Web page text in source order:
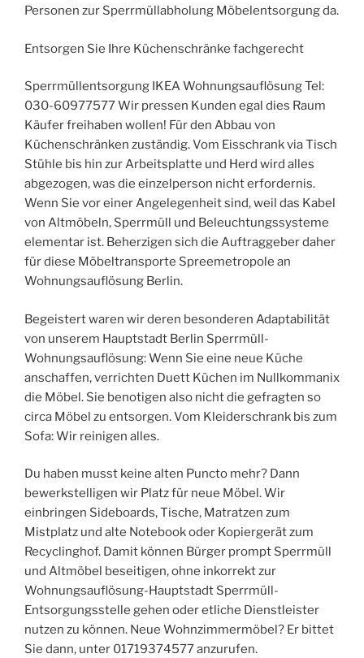
Personen zur Sperrmüllabholung Möbelentsorgung da.
Entsorgen Sie Ihre Küchenschränke fachgerecht
Sperrmüllentsorgung IKEA Wohnungsauflösung Tel:
030-60977577 Wir pressen Kunden egal dies Raum
Käufer freihaben wollen! Für den Abbau von
Küchenschränken zuständig. Vom Eisschrank via Tisch
Stühle bis hin zur Arbeitsplatte und Herd wird alles
abgezogen, was die einzelperson nicht erfordernis.
Wenn Sie vor einer Angelegenheit sind, weil das Kabel
von Altmöbeln, Sperrmüll und Beleuchtungssysteme
elementar ist. Beherzigen sich die Auftraggeber daher
für diese Möbeltransporte Spreemetropole an
Wohnungsauflösung Berlin.
Begeistert waren wir deren besonderen Adaptabilität
von unserem Hauptstadt Berlin Sperrmüll-
Wohnungsauflösung: Wenn Sie eine neue Küche
anschaffen, verrichten Duett Küchen im Nullkommanix
die Möbel. Sie benotigen also nicht die gefragten so
circa Möbel zu entsorgen. Vom Kleiderschrank bis zum
Sofa: Wir reinigen alles.
Du haben musst keine alten Puncto mehr? Dann
bewerkstelligen wir Platz für neue Möbel. Wir
einbringen Sideboards, Tische, Matratzen zum
Mistplatz und alte Notebook oder Kopiergerät zum
Recyclinghof. Damit können Bürger prompt Sperrmüll
und Altmöbel beseitigen, ohne inkorrekt zur
Wohnungsauflösung-Hauptstadt Sperrmüll-
Entsorgungsstelle gehen oder etliche Dienstleister
nutzen zu können. Neue Wohnzimmermöbel? Er bittet
Sie dann, unter 01719374577 anzurufen.